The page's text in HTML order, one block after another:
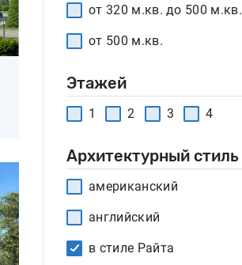
от 320 м.кв. до 500 м.кв.
от 500 м.кв.
Этажей
1 2 3 4
Архитектурный стиль
американский
английский
в стиле Райта